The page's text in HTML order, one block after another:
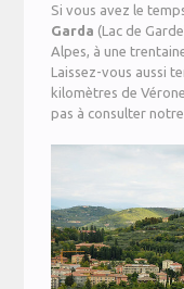
Si vous avez le
Garda (Lac de
Alpes, à une
Laissez-vous aussi
kilomètres de
pas à consulter